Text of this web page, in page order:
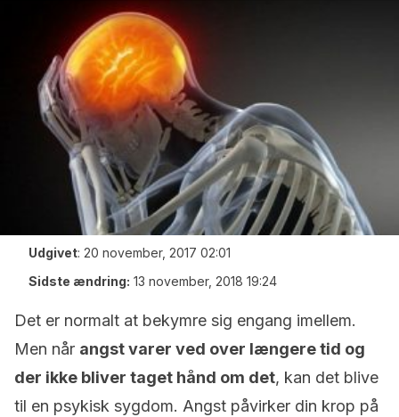
Udgivet: 20 november, 2017 02:01
Sidste ændring: 13 november, 2018 19:24
Det er normalt at bekymre sig engang imellem.
Men når angst varer ved over længere tid og
der ikke bliver taget hånd om det, kan det blive
til en psykisk sygdom. Angst påvirker din krop på